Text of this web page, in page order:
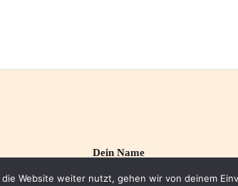
Dein Name
Website weiter nutzt, gehen wir von deinem